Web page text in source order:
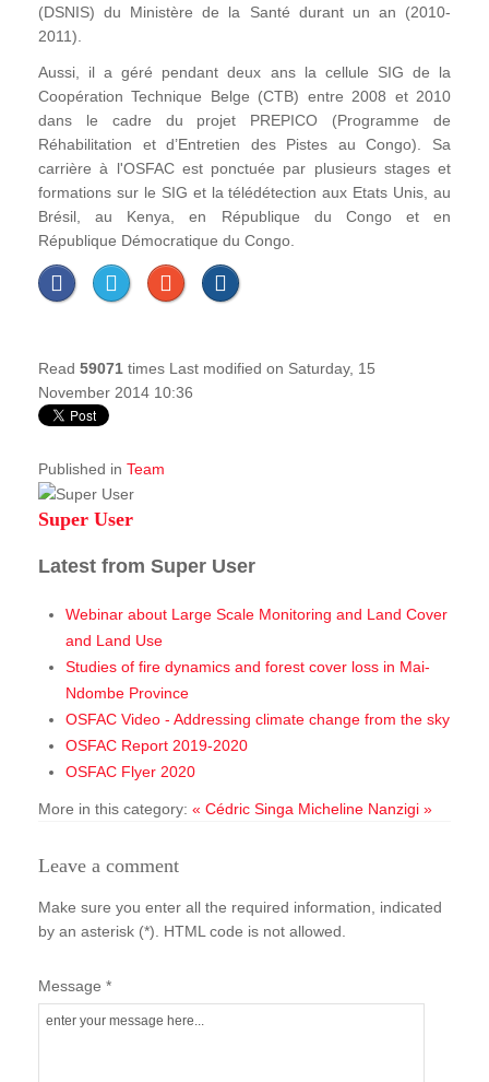
(DSNIS) du Ministère de la Santé durant un an (2010-
2011).
Aussi, il a géré pendant deux ans la cellule SIG de la
Coopération Technique Belge (CTB) entre 2008 et 2010
dans le cadre du projet PREPICO (Programme de
Réhabilitation et d’Entretien des Pistes au Congo). Sa
carrière à l'OSFAC est ponctuée par plusieurs stages et
formations sur le SIG et la télédétection aux Etats Unis, au
Brésil, au Kenya, en République du Congo et en
République Démocratique du Congo.
Read 59071 times Last modified on Saturday, 15
November 2014 10:36
Published in Team
Super User
Latest from Super User
Webinar about Large Scale Monitoring and Land Cover
and Land Use
Studies of fire dynamics and forest cover loss in Mai-
Ndombe Province
OSFAC Video - Addressing climate change from the sky
OSFAC Report 2019-2020
OSFAC Flyer 2020
More in this category: « Cédric Singa Micheline Nanzigi »
Leave a comment
Make sure you enter all the required information, indicated
by an asterisk (*). HTML code is not allowed.
Message *